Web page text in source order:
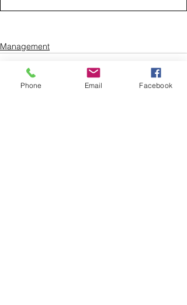
Management
Phone Email Facebook